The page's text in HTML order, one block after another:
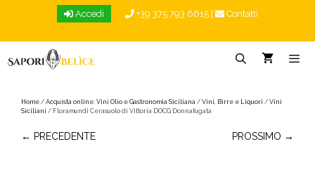
Accedi +39 375 793 6615 Contatti
Home / Acquista online: Vini Olio e Gastronomia Siciliana / Vini, Birre e Liquori / Vini
Siciliani / Floramundi Cerasuolo di Vittoria DOCG Donnafugata
← PRECEDENTE PROSSIMO →